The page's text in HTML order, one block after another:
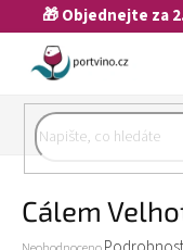
na
🎁 Objednejte za
Cálem